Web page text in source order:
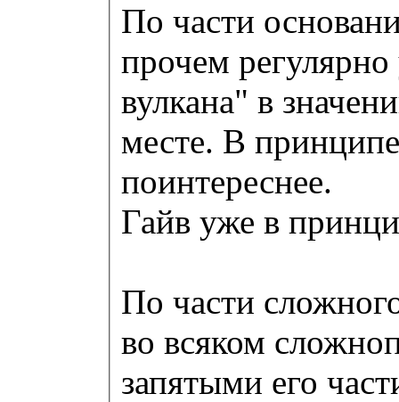
По части
прочем
вулкана" в
месте. В
поинтереснее.
Гайв уже в
По части
во всяком
запятыми его